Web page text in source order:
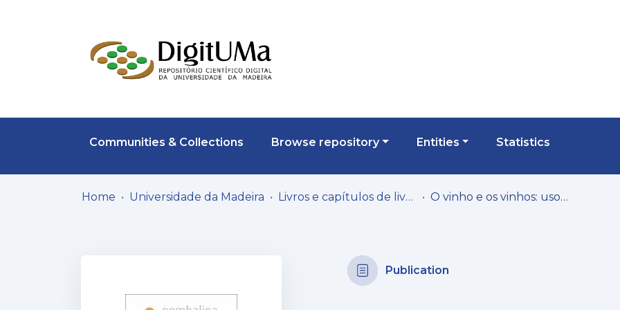
Communities & Collections Browse repository Entities Statistics
Home Universidade da Madeira Livros e capítulos de livros O vinho e os vinhos: usos e virtudes de um dom dos deuses nas Enarrationes de Amato Lusitano
Publication